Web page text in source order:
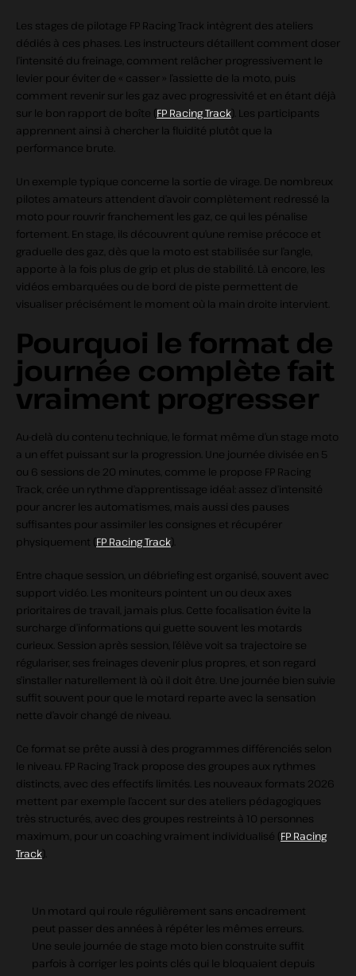
Les stages de pilotage FP Racing Track intègrent des ateliers
dédiés à ces phases. Les instructeurs détaillent comment doser
l’intensité du freinage, comment relâcher progressivement le
levier pour éviter de « casser » l’assiette de la moto, puis
comment revenir sur les gaz avec progressivité et en étant déjà
sur le bon rapport de boîte (FP Racing Track). Les participants
apprennent ainsi à chercher la fluidité plutôt que la
performance brute.
Un exemple typique concerne la sortie de virage. De nombreux
pilotes amateurs attendent d’avoir complètement redressé la
moto pour rouvrir franchement les gaz, ce qui les pénalise
fortement. En stage, ils découvrent qu’une remise précoce et
graduelle des gaz, dès que la moto est stabilisée sur l’angle,
apporte à la fois plus de grip et plus de stabilité. Là encore, les
vidéos embarquées ou de bord de piste permettent de
visualiser précisément le moment où la main droite intervient.
Pourquoi le format de
journée complète fait
vraiment progresser
Au-delà du contenu technique, le format même d’un stage moto
a un effet puissant sur la progression. Une journée divisée en 5
ou 6 sessions de 20 minutes, comme le propose FP Racing
Track, crée un rythme d’apprentissage idéal: assez d’intensité
pour ancrer les automatismes, mais aussi des pauses
suffisantes pour assimiler les consignes et récupérer
physiquement (FP Racing Track).
Entre chaque session, un débriefing est organisé, souvent avec
support vidéo. Les moniteurs pointent un ou deux axes
prioritaires de travail, jamais plus. Cette focalisation évite la
surcharge d’informations qui guette souvent les motards
curieux. Session après session, l’élève voit sa trajectoire se
régulariser, ses freinages devenir plus propres, et son regard
s’installer naturellement là où il doit être. Une journée bien suivie
suffit souvent pour que le motard reparte avec la sensation
nette d’avoir changé de niveau.
Ce format se prête aussi à des programmes différenciés selon
le niveau. FP Racing Track propose des groupes aux rythmes
distincts, avec des effectifs limités. Les nouveaux formats 2026
mettent par exemple l’accent sur des ateliers pédagogiques
très structurés, avec des groupes restreints à 10 personnes
maximum, pour un coaching vraiment individualisé (FP Racing
Track).
Un motard qui roule régulièrement sans encadrement
peut passer des années à répéter les mêmes erreurs.
Une seule journée de stage moto bien construite suffit
parfois à corriger les points clés qui le bloquaient depuis